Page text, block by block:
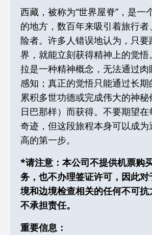
西藏，被称为“世界屋脊”，是一
的地方，数百年来吸引着旅行者
险者。许多人错误地认为，只要
界，就能立刻获得精神上的觉悟
拉是一种精神概念，无法通过肉
感知；真正的觉悟只能通过长期
累积多世功德或完成伟大的神
日巴那样）而获得。不要期望
奇迹，但这段旅程本身可以成为
高的第一步。
*请注意：本公司不提供机票购
务，也不办理签证许可，因此
境和边境检查相关的任何不可抗
不承担责任。
重要信息：